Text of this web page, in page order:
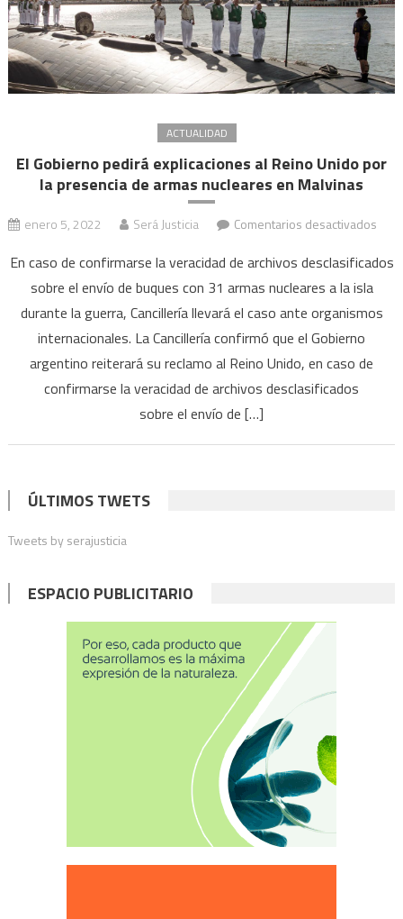
ACTUALIDAD
El Gobierno pedirá explicaciones al Reino Unido por
la presencia de armas nucleares en Malvinas
enero 5, 2022 Será Justicia Comentarios desactivados
En caso de confirmarse la veracidad de archivos desclasificados
sobre el envío de buques con 31 armas nucleares a la isla
durante la guerra, Cancillería llevará el caso ante organismos
internacionales. La Cancillería confirmó que el Gobierno
argentino reiterará su reclamo al Reino Unido, en caso de
confirmarse la veracidad de archivos desclasificados
sobre el envío de […]
ÚLTIMOS TWETS
Tweets by serajusticia
ESPACIO PUBLICITARIO